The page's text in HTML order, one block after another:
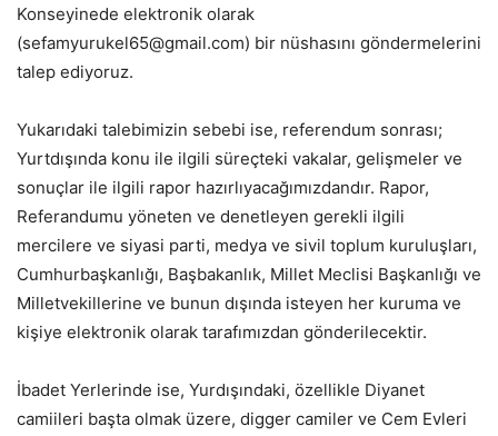
Konseyinede elektronik olarak
(sefamyurukel65@gmail.com) bir nüshasını göndermelerini
talep ediyoruz.
Yukarıdaki talebimizin sebebi ise, referendum sonrası;
Yurtdışında konu ile ilgili süreçteki vakalar, gelişmeler ve
sonuçlar ile ilgili rapor hazırlıyacağımızdandır. Rapor,
Referandumu yöneten ve denetleyen gerekli ilgili
mercilere ve siyasi parti, medya ve sivil toplum kuruluşları,
Cumhurbaşkanlığı, Başbakanlık, Millet Meclisi Başkanlığı ve
Milletvekillerine ve bunun dışında isteyen her kuruma ve
kişiye elektronik olarak tarafımızdan gönderilecektir.
İbadet Yerlerinde ise, Yurdışındaki, özellikle Diyanet
camiileri başta olmak üzere, digger camiler ve Cem Evleri